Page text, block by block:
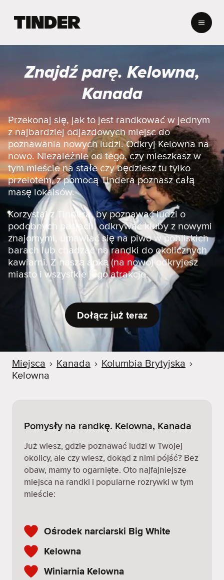
r
t
o
n
a
g
ł
ó
w
n
a
Znajdź parę. Kelowna,
Kanada
Przekonaj się, jak to jest randkować w jednym
z najbardziej odjazdowych miejsc do
poznawania nowych ludzi. Odkryj Kelowna na
nowo. Niezależnie od tego, czy mieszkasz w
tym mieście na stałe czy będziesz tu tylko
przelotem, z pomocą Tindera poznasz całą
masę lokalsów.
Korzystaj z Tindera, by poznawać ludzi o
podobnych pasjach, odkrywać kluby z nowymi
znajomymi, umawiać się na piwo w pobliskich
barach lub chadzać na randki do okolicznych
kawiarni. Z naszą apką (na nowo) odkryjesz
miasto i wszystkie jego atrakcje.
Dołącz już teraz
Miejsca › Kanada › Kolumbia Brytyjska ›
Kelowna
Pomysły na randkę. Kelowna, Kanada
Już wiesz, gdzie poznawać ludzi w Twojej
okolicy, ale czy wiesz, dokąd z nimi pójść? Bez
obaw, mamy to ogarnięte. Oto najfajniejsze
miejsca na randki i popularne rozrywki w tym
mieście:
Ośrodek narciarski Big White
Kelowna
Winiarnia Kelowna